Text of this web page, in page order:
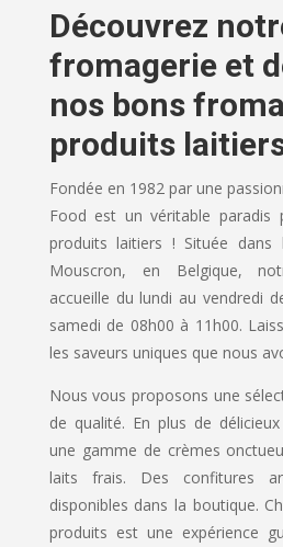
Découvrez
fromagerie et
nos bons
produits
Fondée en 1982 par une
Food est un véritable paradis
produits laitiers ! Située dans
Mouscron, en Belgique,
accueille du lundi au vendredi
samedi de 08h00 à 11h00.
les saveurs uniques que nous
Nous vous proposons une
de qualité. En plus de
une gamme de crèmes
laits frais. Des confitures
disponibles dans la boutique.
produits est une expérience